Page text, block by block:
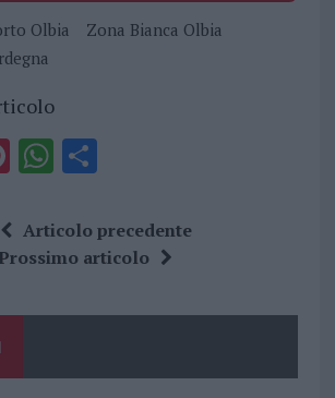
Olbia
Zona Bianca Olbia
Pi
te
re
W
at
s
p
S
a
re
Articolo precedente
Prossimo articolo